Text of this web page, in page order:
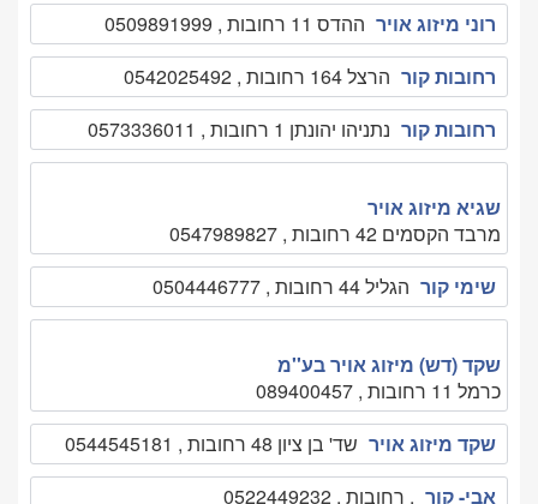
רוני מיזוג אויר ההדס 11 רחובות , 0509891999
רחובות קור הרצל 164 רחובות , 0542025492
רחובות קור נתניהו יהונתן 1 רחובות , 0573336011
שגיא מיזוג אויר
מרבד הקסמים 42 רחובות , 0547989827
שימי קור הגליל 44 רחובות , 0504446777
שקד (דש) מיזוג אויר בע''מ
כרמל 11 רחובות , 089400457
שקד מיזוג אויר שד' בן ציון 48 רחובות , 0544545181
אבי- קור . רחובות , 0522449232